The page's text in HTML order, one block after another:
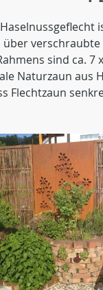
über
sind ca.
Naturzaun
Flechtzaun